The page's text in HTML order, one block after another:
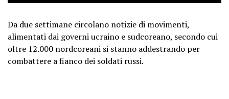
Da due settimane circolano notizie di movimenti,
alimentati dai governi ucraino e sudcoreano, secondo cui
oltre 12.000 nordcoreani si stanno addestrando per
combattere a fianco dei soldati russi.